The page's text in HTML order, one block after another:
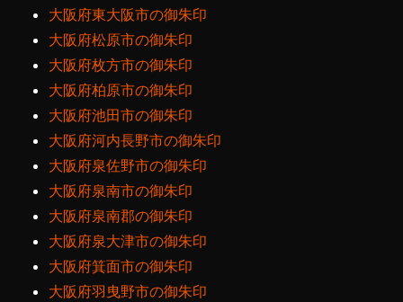
大阪府東大阪市の御朱印
大阪府松原市の御朱印
大阪府枚方市の御朱印
大阪府柏原市の御朱印
大阪府池田市の御朱印
大阪府河内長野市の御朱印
大阪府泉佐野市の御朱印
大阪府泉南市の御朱印
大阪府泉南郡の御朱印
大阪府泉大津市の御朱印
大阪府箕面市の御朱印
大阪府羽曳野市の御朱印